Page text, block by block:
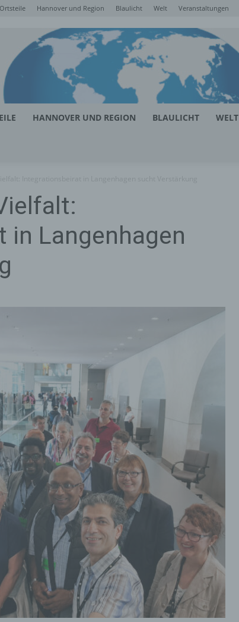
Hannover und Region Blaulicht Welt Veranstaltungen
HANNOVER UND REGION BLAULICHT WELT
in Langenhagen